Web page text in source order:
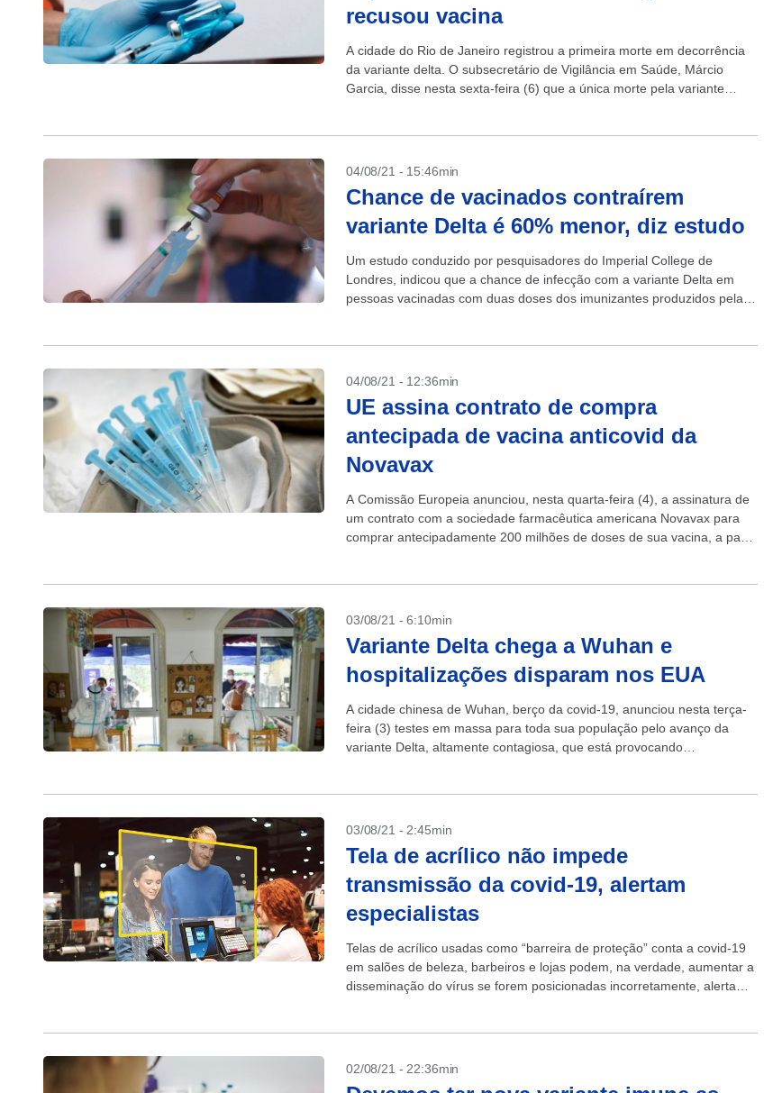
recusou vacina
A cidade do Rio de Janeiro registrou a primeira morte em decorrência
da variante delta. O subsecretário de Vigilância em Saúde, Márcio
Garcia, disse nesta sexta-feira (6) que a única morte pela variante
04/08/21 - 15:46min
Chance de vacinados contraírem
variante Delta é 60% menor, diz estudo
Um estudo conduzido por pesquisadores do Imperial College de
Londres, indicou que a chance de infecção com a variante Delta em
pessoas vacinadas com duas doses dos imunizantes produzidos pela
04/08/21 - 12:36min
UE assina contrato de compra
antecipada de vacina anticovid da
Novavax
A Comissão Europeia anunciou, nesta quarta-feira (4), a assinatura de
um contrato com a sociedade farmacêutica americana Novavax para
comprar antecipadamente 200 milhões de doses de sua vacina, a partir
03/08/21 - 6:10min
Variante Delta chega a Wuhan e
hospitalizações disparam nos EUA
A cidade chinesa de Wuhan, berço da covid-19, anunciou nesta terça-
feira (3) testes em massa para toda sua população pelo avanço da
variante Delta, altamente contagiosa, que está provocando
03/08/21 - 2:45min
Tela de acrílico não impede
transmissão da covid-19, alertam
especialistas
Telas de acrílico usadas como “barreira de proteção” conta a covid-19
em salões de beleza, barbeiros e lojas podem, na verdade, aumentar a
disseminação do vírus se forem posicionadas incorretamente, alertam
02/08/21 - 22:36min